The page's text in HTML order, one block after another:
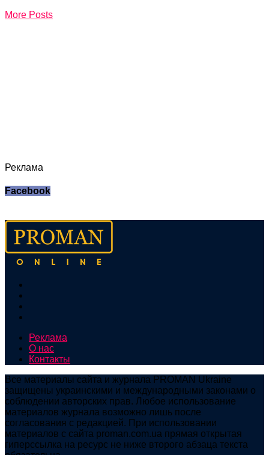
More Posts
Реклама
Facebook
Реклама
О нас
Контакты
Все материалы сайта и журнала PROMAN Ukraine
защищены украинскими и международными законами о
соблюдении авторских прав. Любое использование
материалов журнала возможно лишь после
согласования с редакцией. При использовании
материалов с сайта proman.com.ua прямая открытая
гиперссылка на ресурс не ниже второго абзаца текста